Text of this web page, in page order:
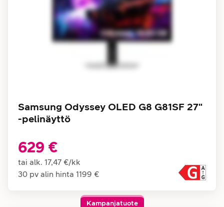
Samsung Odyssey OLED G8 G81SF 27"
-pelinäyttö
629 €
tai alk. 17,47 €/kk
30 pv alin hinta 1199 €
Kampanjatuote